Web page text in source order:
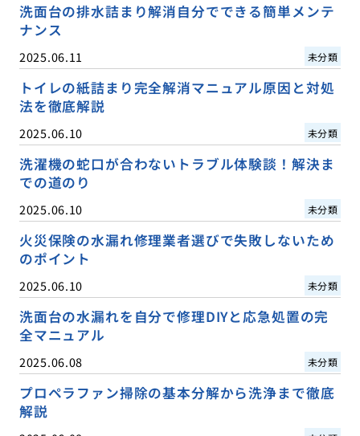
洗面台の排水詰まり解消自分でできる簡単メンテ
ナンス
2025.06.11 未分類
トイレの紙詰まり完全解消マニュアル原因と対処
法を徹底解説
2025.06.10 未分類
洗濯機の蛇口が合わないトラブル体験談！解決ま
での道のり
2025.06.10 未分類
火災保険の水漏れ修理業者選びで失敗しないため
のポイント
2025.06.10 未分類
洗面台の水漏れを自分で修理DIYと応急処置の完
全マニュアル
2025.06.08 未分類
プロペラファン掃除の基本分解から洗浄まで徹底
解説